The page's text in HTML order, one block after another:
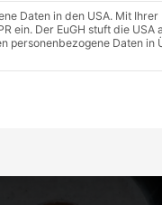
Daten in den USA. Mit
ein. Der EuGH stuft die
personenbezogene Daten
für die eine